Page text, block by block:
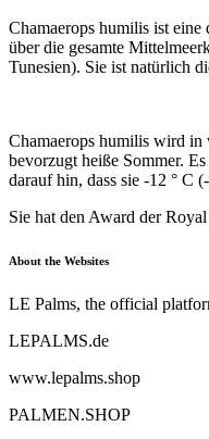
Chamaerops humilis ist
über die gesamte
Tunesien). Sie ist natürlich
Chamaerops humilis wird in
bevorzugt heiße Sommer.
darauf hin, dass sie -12 ° C
Sie hat den Award der
About the Websites
LE Palms, the official
LEPALMS.de
www.lepalms.shop
PALMEN.SHOP